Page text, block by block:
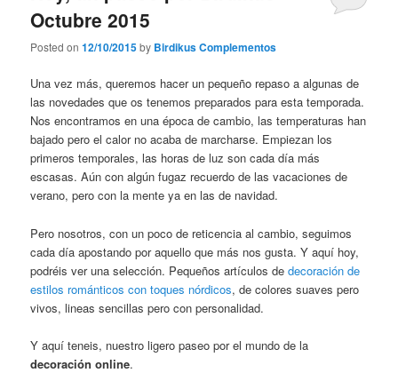
Octubre 2015
Posted on12/10/2015by Birdikus Complementos
Una vez más, queremos hacer un pequeño repaso a algunas de
las novedades que os tenemos preparados para esta temporada.
Nos encontramos en una época de cambio, las temperaturas han
bajado pero el calor no acaba de marcharse. Empiezan los
primeros temporales, las horas de luz son cada día más
escasas. Aún con algún fugaz recuerdo de las vacaciones de
verano, pero con la mente ya en las de navidad.
Pero nosotros, con un poco de reticencia al cambio, seguimos
cada día apostando por aquello que más nos gusta. Y aquí hoy,
podréis ver una selección. Pequeños artículos dedecoración de
estilos románticos con toques nórdicos, de colores suaves pero
vivos, lineas sencillas pero con personalidad.
Y aquí teneis, nuestro ligero paseo por el mundo de la
decoración online.